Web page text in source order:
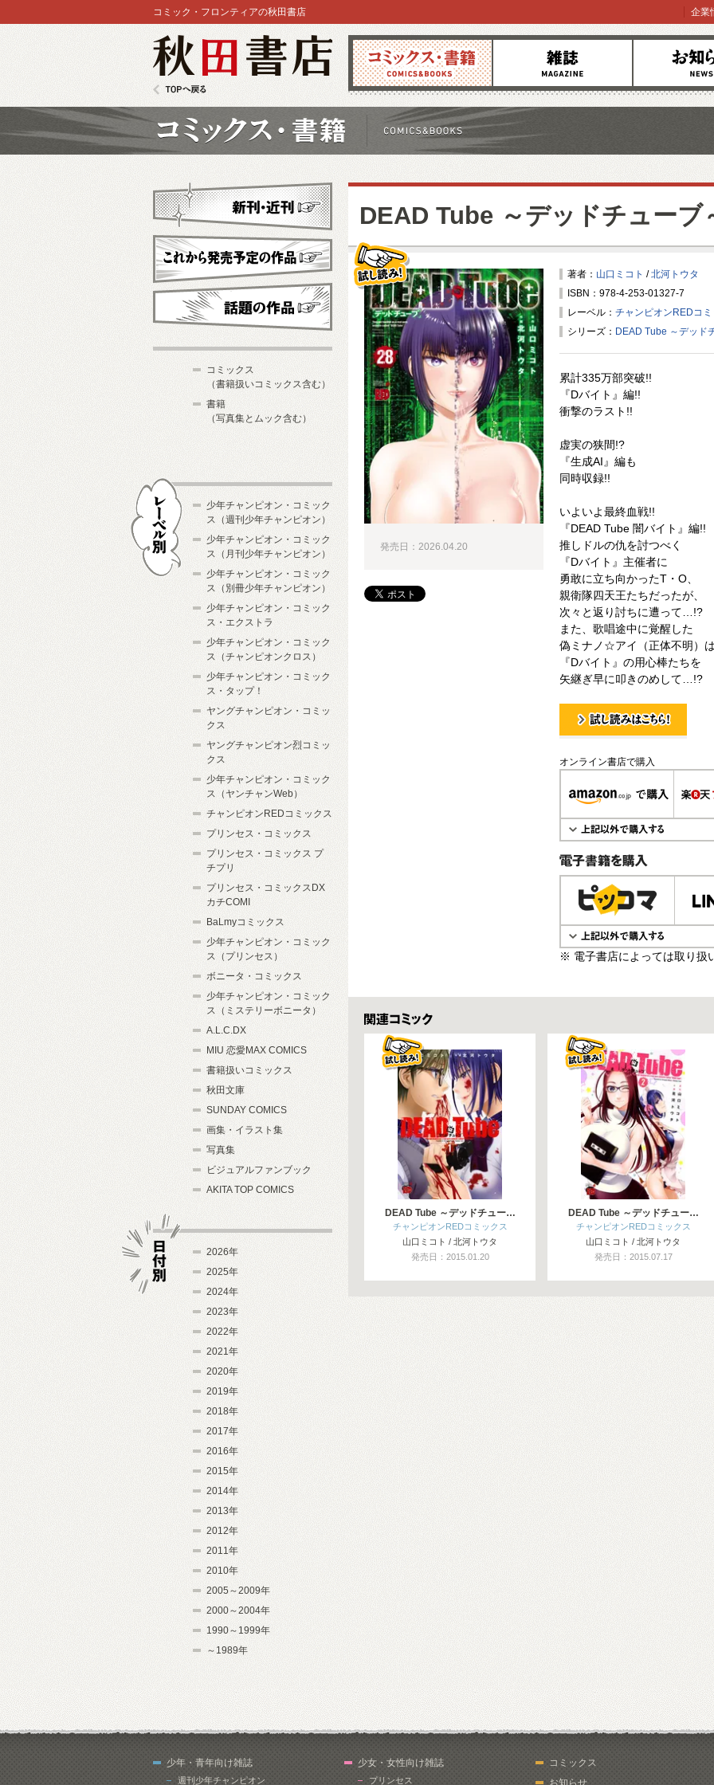
コミックス 雑誌 お知らせ
コミック・フロンティアの秋田書店 企業
DEAD Tube ～デッドチューブ
著者： 山口ミコト /北河トウタ
ISBN：978-4-253-01327-7
レーベル： チャンピオンREDコ
シリーズ： DEAD Tube ～デッド
累計335万部突破!!
『Dバイト』編!!
衝撃のラスト!!
虚実の狭間!?
『生成AI』編も
同時収録!!
いよいよ最終血戦!!
『DEAD Tube 闇バイト』編!!
推しドルの仇を討つべく
『Dバイト』主催者に
勇敢に立ち向かったT・O、
親衛隊四天王たちだったが、
次々と返り討ちに遭って…!?
また、歌唱途中に覚醒した
偽ミナノ☆アイ（正体不明）
『Dバイト』の用心棒たちを
矢継ぎ早に叩きのめして…!?
試し読み！
オンライン書店で購入
電子書籍で購入
※ 電子書店によっては取り扱
発売日：2026.04.20
関連コミックス
DEAD Tube ～デッドチュー…
チャンピオンREDコミックス
山口ミコト / 北河トウタ
発売日：2015.01.20
DEAD Tube ～デッドチュー…
チャンピオンREDコミックス
山口ミコト / 北河トウタ
発売日：2015.07.17
新刊・近刊
これから発売予定
コミックス
（書籍扱いコミックス含む）
書籍
（写真集とムック含む）
少年チャンピオン・コミック
ス（週刊少年チャンピオン）
少年チャンピオン・コミック
ス（月刊少年チャンピオン）
少年チャンピオン・コミック
ス（別冊少年チャンピオン）
少年チャンピオン・コミック
ス・エクストラ
少年チャンピオン・コミック
ス（チャンピオンクロス）
少年チャンピオン・コミック
ス・タップ！
ヤングチャンピオン・コミッ
クス
ヤングチャンピオン烈コミッ
クス
少年チャンピオン・コミック
ス（ヤンチャンWeb）
チャンピオンREDコミックス
プリンセス・コミックス
プリンセス・コミックス プ
チプリ
プリンセス・コミックスDX
カチCOMI
BaLmyコミックス
少年チャンピオン・コミック
ス（プリンセス）
ボニータ・コミックス
少年チャンピオン・コミック
ス（ミステリーボニータ）
A.L.C.DX
MIU 恋愛MAX COMICS
書籍扱いコミックス
秋田文庫
SUNDAY COMICS
画集・イラスト集
写真集
ビジュアルファンブック
AKITA TOP COMICS
2026年
2025年
2024年
2023年
2022年
2021年
2020年
2019年
2018年
2017年
2016年
2015年
2014年
2013年
2012年
2011年
2010年
2005～2009年
2000～2004年
1990～1999年
～1989年
少年・青年向け雑誌
週刊少年チャンピオン
少女・女性向け雑誌
プリンセス
コミックス
お知らせ